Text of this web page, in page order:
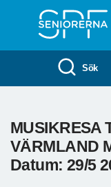
Sök
MUSIKRESA
VÄRMLAND
Datum: 29/5